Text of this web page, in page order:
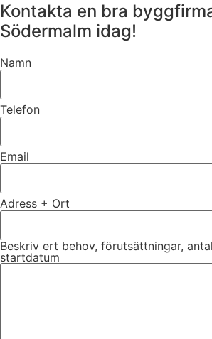
Kontakta en bra
Södermalm idag!
Namn
Telefon
Email
Adress + Ort
Beskriv ert behov, förutsättningar,
startdatum